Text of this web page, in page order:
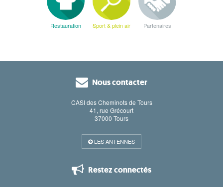
Restauration Sport & plein air Partenaires
Nous contacter
CASI des Cheminots de Tours
41, rue Grécourt
37000 Tours
LES ANTENNES
Restez connectés